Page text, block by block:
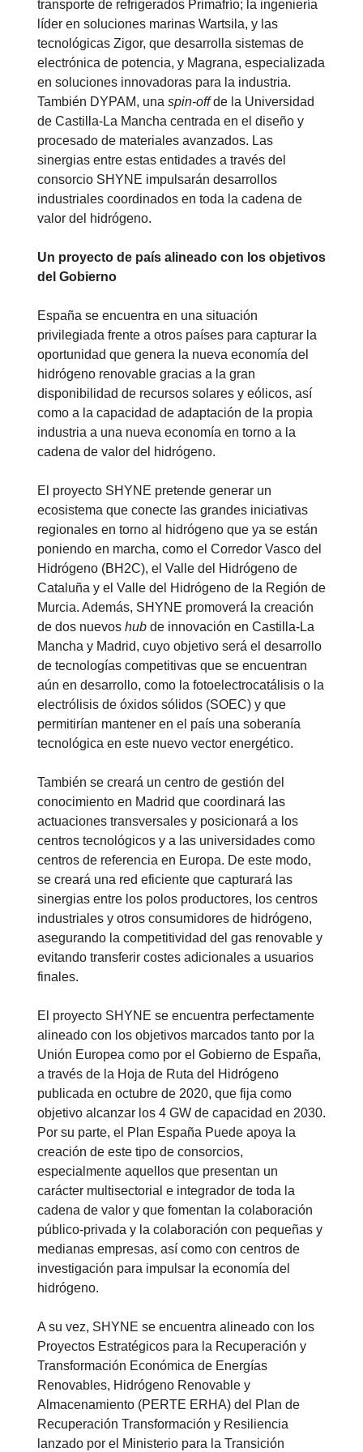
transporte de refrigerados Primafrío; la ingeniería
líder en soluciones marinas Wartsila, y las
tecnológicas Zigor, que desarrolla sistemas de
electrónica de potencia, y Magrana, especializada
en soluciones innovadoras para la industria.
También DYPAM, una spin-offde la Universidad
de Castilla-La Mancha centrada en el diseño y
procesado de materiales avanzados. Las
sinergias entre estas entidades a través del
consorcio SHYNE impulsarán desarrollos
industriales coordinados en toda la cadena de
valor del hidrógeno.
Un proyecto de país alineado con los objetivos
del Gobierno
España se encuentra en una situación
privilegiada frente a otros países para capturar la
oportunidad que genera la nueva economía del
hidrógeno renovable gracias a la gran
disponibilidad de recursos solares y eólicos, así
como a la capacidad de adaptación de la propia
industria a una nueva economía en torno a la
cadena de valor del hidrógeno.
El proyecto SHYNE pretende generar un
ecosistema que conecte las grandes iniciativas
regionales en torno al hidrógeno que ya se están
poniendo en marcha, como el Corredor Vasco del
Hidrógeno (BH2C), el Valle del Hidrógeno de
Cataluña y el Valle del Hidrógeno de la Región de
Murcia. Además, SHYNE promoverá la creación
de dos nuevos hub de innovación en Castilla-La
Mancha y Madrid, cuyo objetivo será el desarrollo
de tecnologías competitivas que se encuentran
aún en desarrollo, como la fotoelectrocatálisis o la
electrólisis de óxidos sólidos (SOEC) y que
permitirían mantener en el país una soberanía
tecnológica en este nuevo vector energético.
También se creará un centro de gestión del
conocimiento en Madrid que coordinará las
actuaciones transversales y posicionará a los
centros tecnológicos y a las universidades como
centros de referencia en Europa. De este modo,
se creará una red eficiente que capturará las
sinergias entre los polos productores, los centros
industriales y otros consumidores de hidrógeno,
asegurando la competitividad del gas renovable y
evitando transferir costes adicionales a usuarios
finales.
El proyecto SHYNE se encuentra perfectamente
alineado con los objetivos marcados tanto por la
Unión Europea como por el Gobierno de España,
a través de la Hoja de Ruta del Hidrógeno
publicada en octubre de 2020, que fija como
objetivo alcanzar los 4 GW de capacidad en 2030.
Por su parte, el Plan España Puede apoya la
creación de este tipo de consorcios,
especialmente aquellos que presentan un
carácter multisectorial e integrador de toda la
cadena de valor y que fomentan la colaboración
público-privada y la colaboración con pequeñas y
medianas empresas, así como con centros de
investigación para impulsar la economía del
hidrógeno.
A su vez, SHYNE se encuentra alineado con los
Proyectos Estratégicos para la Recuperación y
Transformación Económica de Energías
Renovables, Hidrógeno Renovable y
Almacenamiento (PERTE ERHA) del Plan de
Recuperación Transformación y Resiliencia
lanzado por el Ministerio para la Transición